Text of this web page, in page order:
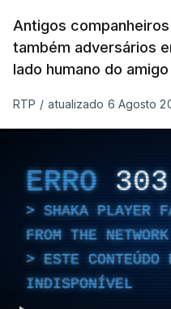
Antigos
também adversários
lado humano do
RTP / atualizado 6 Agosto
ERRO 303
SHAKA PLAYER
FROM THE
ESTE CONTEÚDO
INDISPONÍVEL